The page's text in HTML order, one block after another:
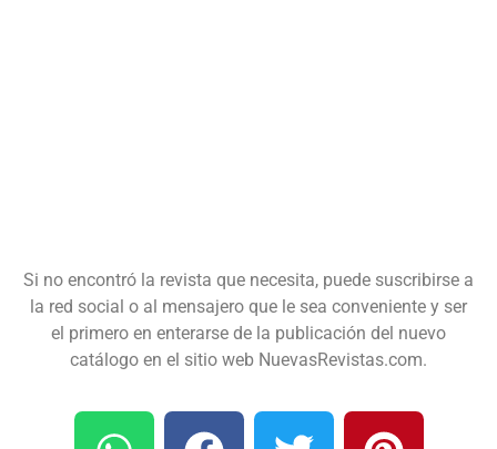
Si no encontró la revista que necesita, puede suscribirse a
la red social o al mensajero que le sea conveniente y ser
el primero en enterarse de la publicación del nuevo
catálogo en el sitio web NuevasRevistas.com.